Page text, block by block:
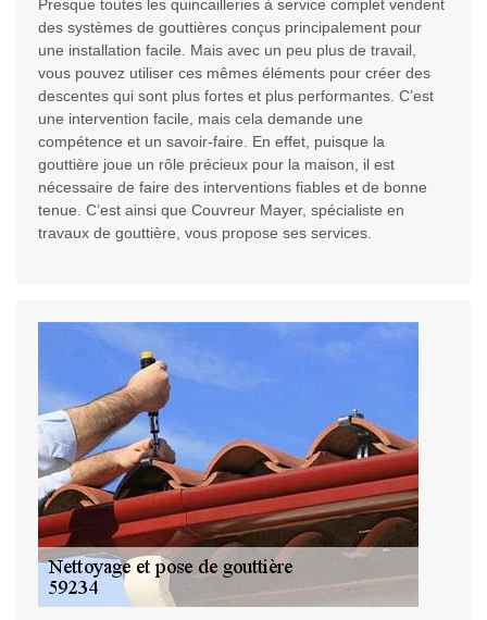
Presque toutes les quincailleries à service complet vendent
des systèmes de gouttières conçus principalement pour
une installation facile. Mais avec un peu plus de travail,
vous pouvez utiliser ces mêmes éléments pour créer des
descentes qui sont plus fortes et plus performantes. C’est
une intervention facile, mais cela demande une
compétence et un savoir-faire. En effet, puisque la
gouttière joue un rôle précieux pour la maison, il est
nécessaire de faire des interventions fiables et de bonne
tenue. C’est ainsi que Couvreur Mayer, spécialiste en
travaux de gouttière, vous propose ses services.